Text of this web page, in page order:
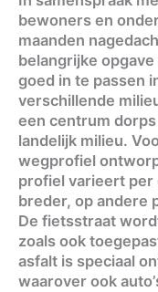
bewoners en
maanden
belangrijke
goed in te passen
verschillende
een centrum dorps
landelijk milieu.
wegprofiel
profiel varieert per
breder, op andere
De fietsstraat
zoals ook
asfalt is speciaal
waarover ook